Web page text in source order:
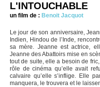
L'INTOUCHABLE
un film de : Benoit Jacquot
Le jour de son anniversaire,
Indien, Hindou de l’Inde,
sa mère. Jeanne est actrice,
Jeanne des Abattoirs mise en
tout de suite, elle a besoin de
rôle de cinéma qu’elle avait
calvaire qu’elle s’inflige. Elle
manquera, le trouvera et le